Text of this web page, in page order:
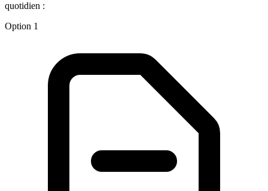
quotidien :
Option 1